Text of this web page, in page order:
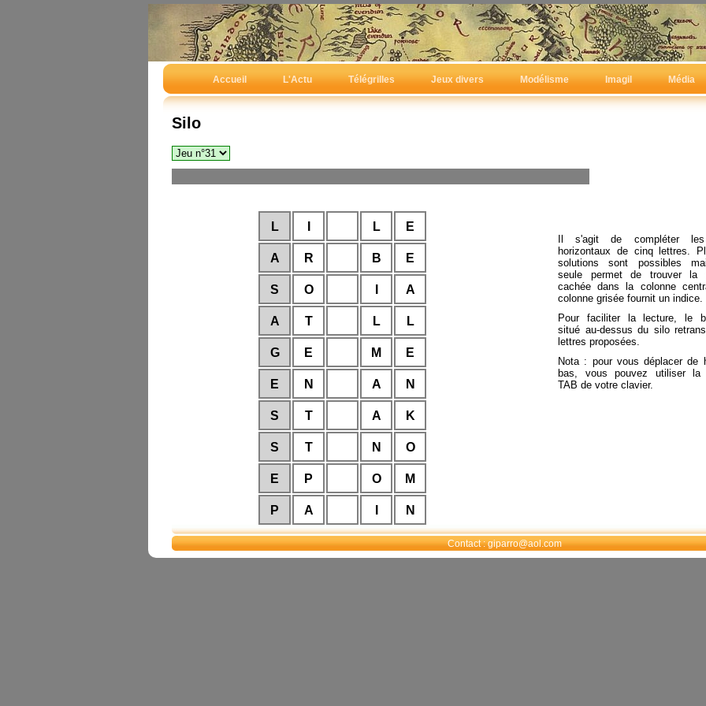
Accueil L'Actu Télégrilles Jeux divers Modélisme Imagil Média
Silo
L L E
A R B E
S O A
A T L L
G E M E
E N A N
S T A K
S T N O
E P O M
P A N
A R E S
Il s'agit de compléter
horizontaux de cinq lettres.
solutions sont possibles
seule permet de trouver la
cachée dans la colonne
colonne grisée fournit un indice.
Pour faciliter la lecture, le
situé au-dessus du silo
lettres proposées.
Nota : pour vous déplacer de
bas, vous pouvez utiliser la
TAB de votre clavier.
Contact : giparro@aol.com